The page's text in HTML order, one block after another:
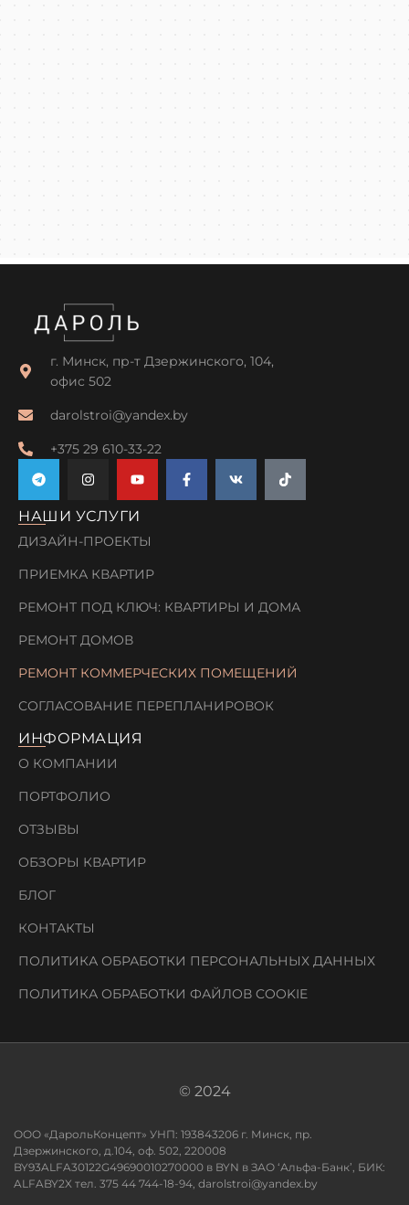
г. Минск, пр-т Дзержинского, 104,
офис 502
darolstroi@yandex.by
+375 29 610-33-22
НАШИ УСЛУГИ
ДИЗАЙН-ПРОЕКТЫ
ПРИЕМКА КВАРТИР
РЕМОНТ ПОД КЛЮЧ: КВАРТИРЫ И ДОМА
РЕМОНТ ДОМОВ
РЕМОНТ КОММЕРЧЕСКИХ ПОМЕЩЕНИЙ
СОГЛАСОВАНИЕ ПЕРЕПЛАНИРОВОК
ИНФОРМАЦИЯ
О КОМПАНИИ
ПОРТФОЛИО
ОТЗЫВЫ
ОБЗОРЫ КВАРТИР
БЛОГ
КОНТАКТЫ
ПОЛИТИКА ОБРАБОТКИ ПЕРСОНАЛЬНЫХ ДАННЫХ
ПОЛИТИКА ОБРАБОТКИ ФАЙЛОВ COOKIE
© 2024
ООО «ДарольКонцепт» УНП: 193843206 г. Минск, пр.
Дзержинского, д.104, оф. 502, 220008
BY93ALFA30122G49690010270000 в BYN в ЗАО ‘Альфа-Банк’, БИК:
ALFABY2X тел. 375 44 744-18-94, darolstroi@yandex.by